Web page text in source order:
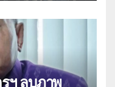
ฯ ลบภาพ